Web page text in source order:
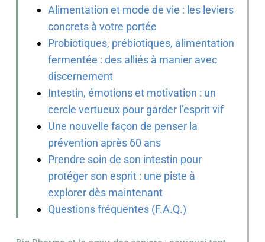
Alimentation et mode de vie : les leviers
concrets à votre portée
Probiotiques, prébiotiques, alimentation
fermentée : des alliés à manier avec
discernement
Intestin, émotions et motivation : un
cercle vertueux pour garder l’esprit vif
Une nouvelle façon de penser la
prévention après 60 ans
Prendre soin de son intestin pour
protéger son esprit : une piste à
explorer dès maintenant
Questions fréquentes (F.A.Q.)